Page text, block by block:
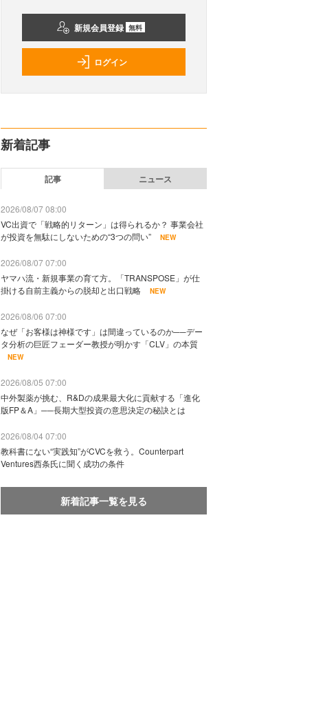
新規会員登録 無料
ログイン
新着記事
記事 ニュース
2026/08/07 08:00
VC出資で「戦略的リターン」は得られるか？ 事業会社
が投資を無駄にしないための“3つの問い”
NEW
2026/08/07 07:00
ヤマハ流・新規事業の育て方。「TRANSPOSE」が仕
掛ける自前主義からの脱却と出口戦略
NEW
2026/08/06 07:00
なぜ「お客様は神様です」は間違っているのか──デー
タ分析の巨匠フェーダー教授が明かす「CLV」の本質
NEW
2026/08/05 07:00
中外製薬が挑む、R&Dの成果最大化に貢献する「進化
版FP＆A」──長期大型投資の意思決定の秘訣とは
2026/08/04 07:00
教科書にない“実践知”がCVCを救う。Counterpart
Ventures西条氏に聞く成功の条件
新着記事一覧を見る